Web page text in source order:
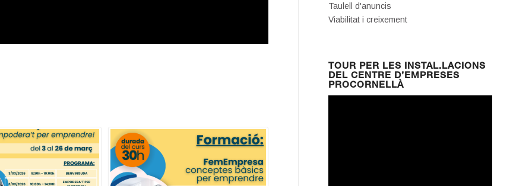
Taulell d'anuncis
Viabilitat i creixement
TOUR PER LES INSTAL.LACIONS
DEL CENTRE D’EMPRESES
PROCORNELLÀ